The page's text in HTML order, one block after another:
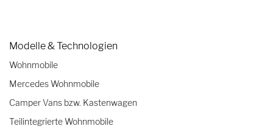
Modelle & Technologien
Wohnmobile
Mercedes Wohnmobile
Camper Vans bzw. Kastenwagen
Teilintegrierte Wohnmobile